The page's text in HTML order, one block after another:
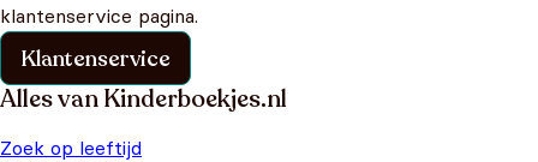
klantenservice pagina.
Klantenservice
Alles van Kinderboekjes.nl
Zoek op leeftijd